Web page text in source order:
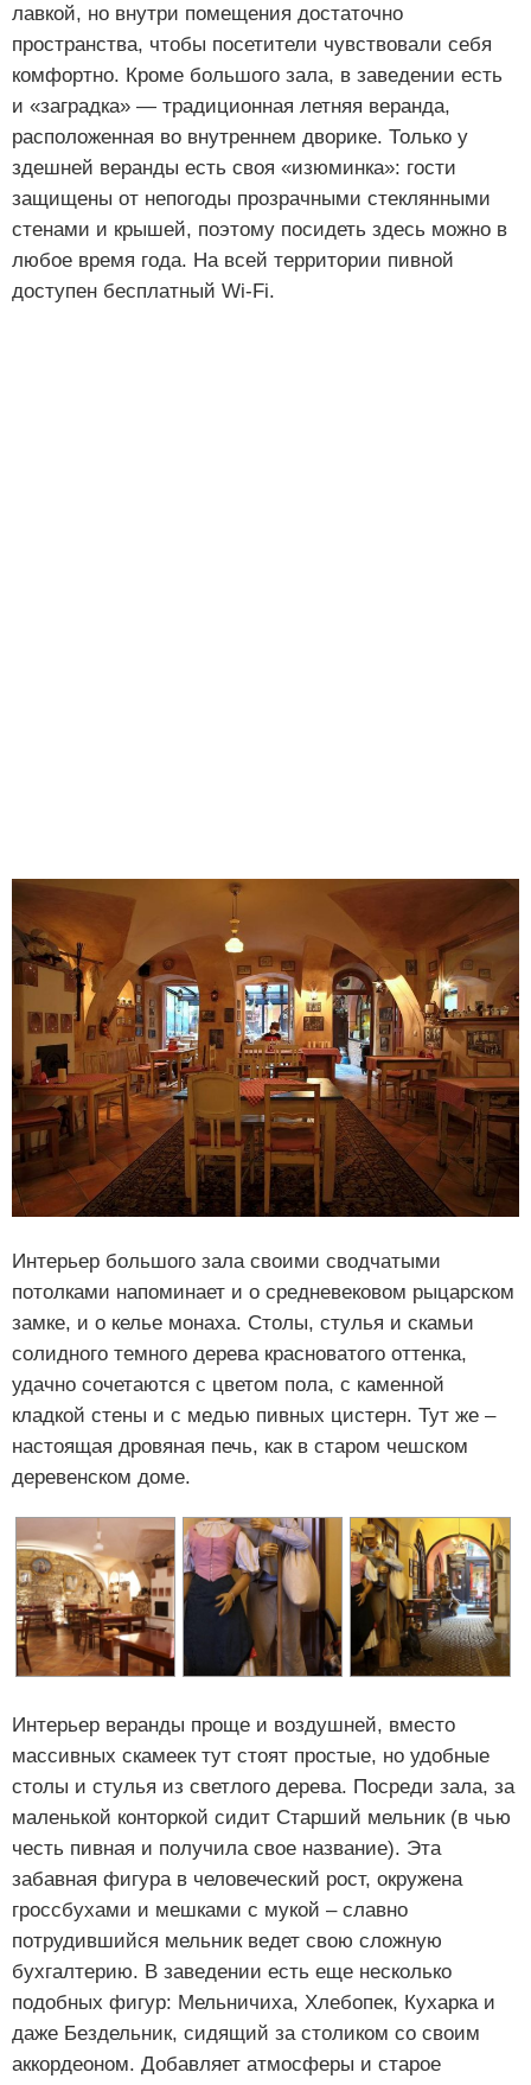
лавкой, но внутри помещения достаточно
пространства, чтобы посетители чувствовали себя
комфортно. Кроме большого зала, в заведении есть
и «заградка» — традиционная летняя веранда,
расположенная во внутреннем дворике. Только у
здешней веранды есть своя «изюминка»: гости
защищены от непогоды прозрачными стеклянными
стенами и крышей, поэтому посидеть здесь можно в
любое время года. На всей территории пивной
доступен бесплатный Wi-Fi.
Интерьер большого зала своими сводчатыми
потолками напоминает и о средневековом рыцарском
замке, и о келье монаха. Столы, стулья и скамьи
солидного темного дерева красноватого оттенка,
удачно сочетаются с цветом пола, с каменной
кладкой стены и с медью пивных цистерн. Тут же –
настоящая дровяная печь, как в старом чешском
деревенском доме.
Интерьер веранды проще и воздушней, вместо
массивных скамеек тут стоят простые, но удобные
столы и стулья из светлого дерева. Посреди зала, за
маленькой конторкой сидит Старший мельник (в чью
честь пивная и получила свое название). Эта
забавная фигура в человеческий рост, окружена
гроссбухами и мешками с мукой – славно
потрудившийся мельник ведет свою сложную
бухгалтерию. В заведении есть еще несколько
подобных фигур: Мельничиха, Хлебопек, Кухарка и
даже Бездельник, сидящий за столиком со своим
аккордеоном. Добавляет атмосферы и старое